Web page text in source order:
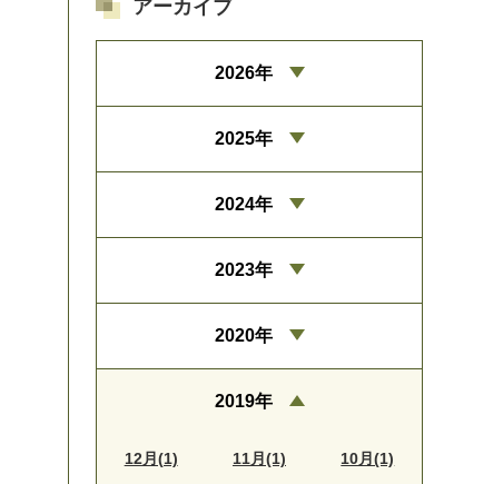
アーカイブ
2026年
2025年
2024年
2023年
2020年
2019年
12月(1) 11月(1) 10月(1)